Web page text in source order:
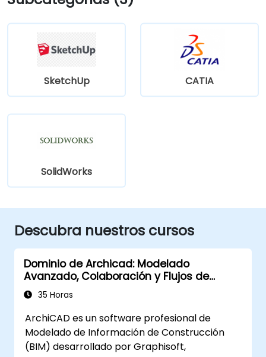
SketchUp CATIA
SolidWorks
Descubra nuestros cursos
Dominio de Archicad: Modelado
Avanzado, Colaboración y Flujos de
Trabajo BIM
35 Horas
ArchiCAD es un software profesional de
Modelado de Información de Construcción
(BIM) desarrollado por Graphisoft,